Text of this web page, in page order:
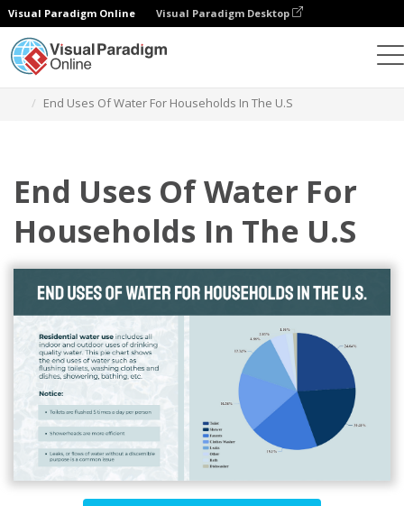
Visual Paradigm Online Visual Paradigm Desktop
End Uses Of Water For Households In The U.S
End Uses Of Water For
Households In The U.S